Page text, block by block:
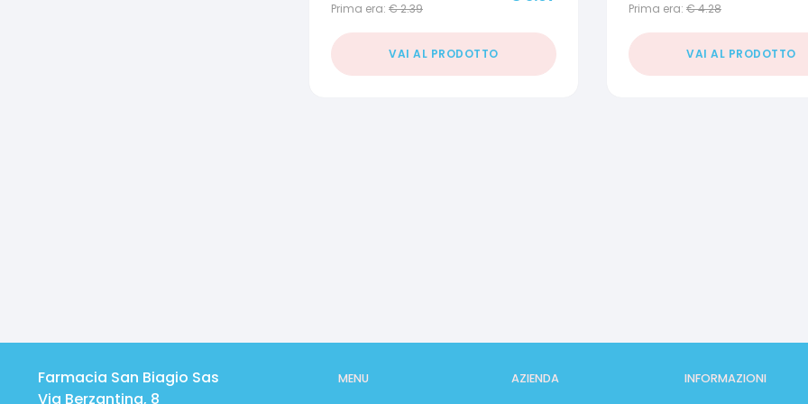
Prima era: €2.39
VAI AL PRODOTTO
Prima era: €4.28
VAI AL PRODOTTO
Farmacia San Biagio Sas
Via Berzantina, 8
MENU AZIENDA INFORMAZIONI